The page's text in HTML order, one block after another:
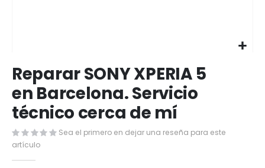
al
comienzo
de
la
galería
de
imágenes
Reparar SONY XPERIA 5
en Barcelona. Servicio
técnico cerca de mí
Sea el primero en dejar una reseña para este
artículo